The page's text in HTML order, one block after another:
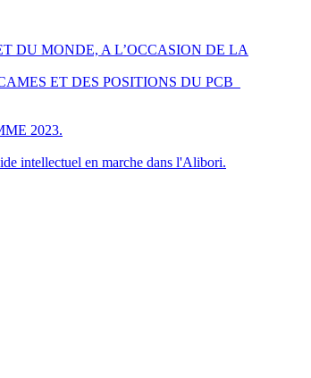
DU MONDE, A L’OCCASION DE LA
ET DES POSITIONS DU PCB
2023.
en marche dans l'Alibori.